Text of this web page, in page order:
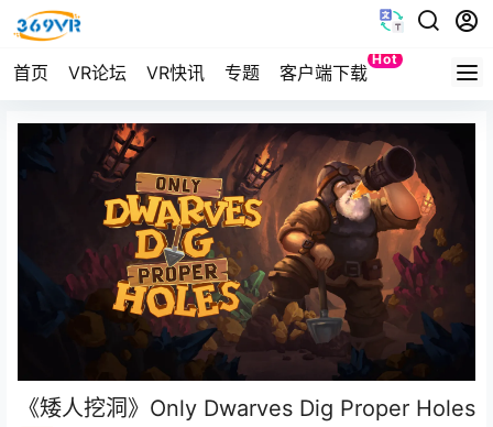
首页 VR论坛 VR快讯 专题 客户端下载
Hot
Quest
《矮人挖洞》Only Dwarves Dig Proper Holes